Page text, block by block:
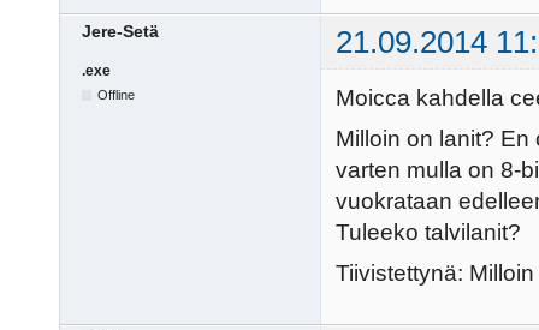
Jere-Setä 21.09.2014
.exe
Offline
Moicca kahdella
Milloin on lanit?
varten mulla on 8-
vuokrataan
Tuleeko talvilanit?
Tiivistettynä: